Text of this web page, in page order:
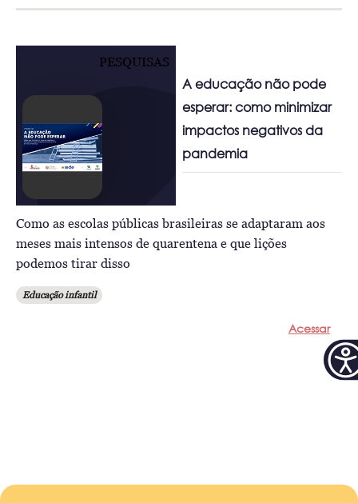
PESQUISAS
A educação não pode
esperar: como minimizar
impactos negativos da
pandemia
Como as escolas públicas brasileiras se adaptaram aos
meses mais intensos de quarentena e que lições
podemos tirar disso
Educação infantil
Acessar